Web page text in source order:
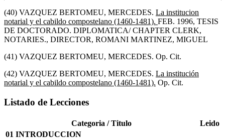
(40) VAZQUEZ BERTOMEU, MERCEDES. La institucion
notarial y el cabildo compostelano (1460-1481). FEB. 1996, TESIS
DE DOCTORADO. DIPLOMATICA/ CHAPTER CLERK,
NOTARIES., DIRECTOR, ROMANI MARTINEZ, MIGUEL
(41) VAZQUEZ BERTOMEU, MERCEDES. Op. Cit.
(42) VAZQUEZ BERTOMEU, MERCEDES. La institución
notarial y el cabildo compostelano (1460-1481). Op. Cit.
Listado de Lecciones
Categoria / Titulo
Leido
01 INTRODUCCION